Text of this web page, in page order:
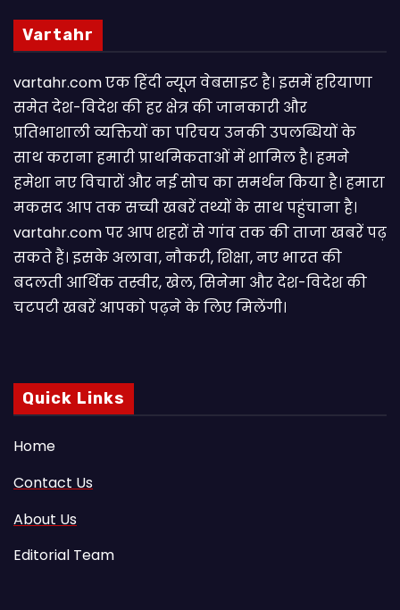
Vartahr
vartahr.com एक हिंदी न्यूज वेबसाइट है। इसमें हरियाणा
समेत देश-विदेश की हर क्षेत्र की जानकारी और
प्रतिभाशाली व्यक्तियों का परिचय उनकी उपलब्धियों के
साथ कराना हमारी प्राथमिकताओं में शामिल है। हमने
हमेशा नए विचारों और नई सोच का समर्थन किया है। हमारा
मकसद आप तक सच्ची खबरें तथ्यों के साथ पहुंचाना है।
vartahr.com पर आप शहरों से गांव तक की ताजा खबरें पढ़
सकते हैं। इसके अलावा, नौकरी, शिक्षा, नए भारत की
बदलती आर्थिक तस्वीर, खेल, सिनेमा और देश-विदेश की
चटपटी खबरें आपकाे पढ़ने के लिए मिलेंगी।
Quick Links
Home
Contact Us
About Us
Editorial Team